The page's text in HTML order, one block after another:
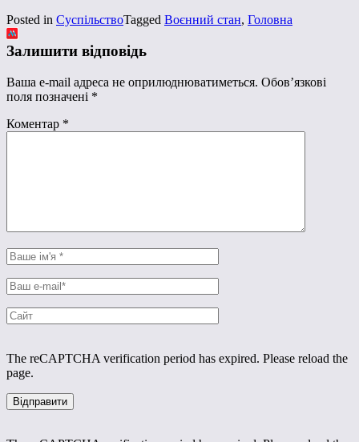
Posted in СуспільствоTagged Воєнний стан, Головна
Залишити відповідь
Ваша e-mail адреса не оприлюднюватиметься. Обов’язкові
поля позначені *
Коментар *
The reCAPTCHA verification period has expired. Please reload the
page.